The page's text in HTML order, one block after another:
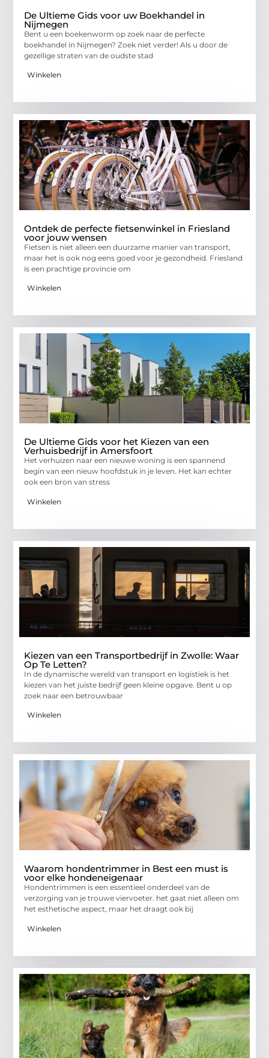
De Ultieme Gids voor uw Boekhandel in
Nijmegen
Bent u een boekenworm op zoek naar de perfecte
boekhandel in Nijmegen? Zoek niet verder! Als u door de
gezellige straten van de oudste stad
Winkelen
Ontdek de perfecte fietsenwinkel in Friesland
voor jouw wensen
Fietsen is niet alleen een duurzame manier van transport,
maar het is ook nog eens goed voor je gezondheid. Friesland
is een prachtige provincie om
Winkelen
De Ultieme Gids voor het Kiezen van een
Verhuisbedrijf in Amersfoort
Het verhuizen naar een nieuwe woning is een spannend
begin van een nieuw hoofdstuk in je leven. Het kan echter
ook een bron van stress
Winkelen
Kiezen van een Transportbedrijf in Zwolle: Waar
Op Te Letten?
In de dynamische wereld van transport en logistiek is het
kiezen van het juiste bedrijf geen kleine opgave. Bent u op
zoek naar een betrouwbaar
Winkelen
Waarom hondentrimmer in Best een must is
voor elke hondeneigenaar
Hondentrimmen is een essentieel onderdeel van de
verzorging van je trouwe viervoeter. het gaat niet alleen om
het esthetische aspect, maar het draagt ook bij
Winkelen